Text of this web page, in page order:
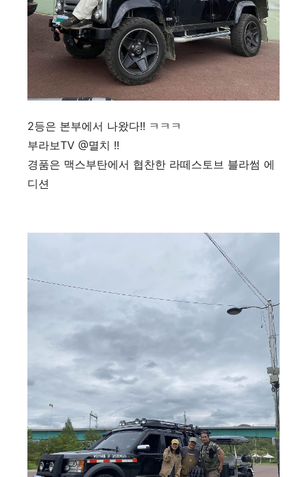
2등은 본부에서 나왔다!! ㅋㅋㅋ
부라보TV @멸치 !!
경품은 맥스부탄에서 협찬한 라떼스토브 블라썸 에
디션